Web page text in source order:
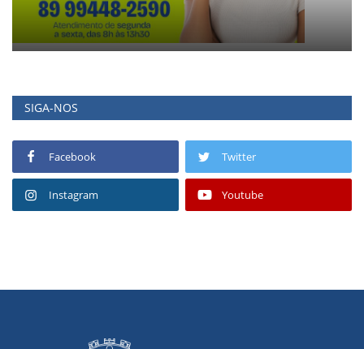
SIGA-NOS
Facebook Twitter
Instagram Youtube